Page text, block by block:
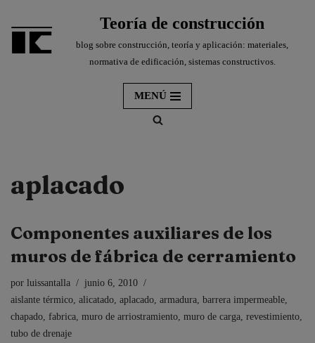
al
Teoría de construcción
blog sobre construcción, teoría y aplicación: materiales,
normativa de edificación, sistemas constructivos.
MENÚ
aplacado
Componentes auxiliares de los
muros de fábrica de cerramiento
por luissantalla
junio 6, 2010
aislante térmico, alicatado, aplacado, armadura, barrera impermeable,
chapado, fabrica, muro de arriostramiento, muro de carga, revestimiento,
tubo de drenaje